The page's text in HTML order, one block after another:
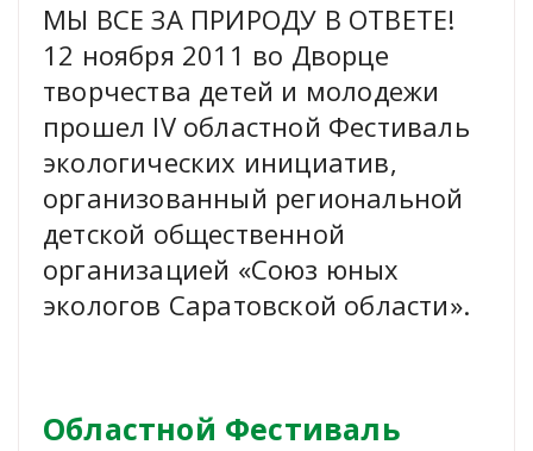
МЫ ВСЕ ЗА ПРИРОДУ В ОТВЕТЕ!
12 ноября 2011 во Дворце
творчества детей и молодежи
прошел IV областной Фестиваль
экологических инициатив,
организованный региональной
детской общественной
организацией «Союз юных
экологов Саратовской области».
Областной Фестиваль